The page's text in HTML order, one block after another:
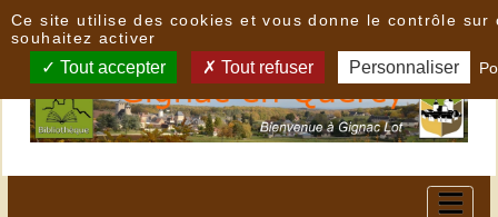
Ce site utilise des cookies et vous donne le contrôle sur
souhaitez activer
Tout accepter Tout refuser Personnaliser